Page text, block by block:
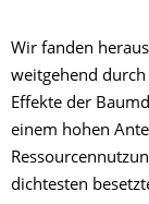
Wir fanden
weitgehend
Effekte der
einem hohen
dichtesten